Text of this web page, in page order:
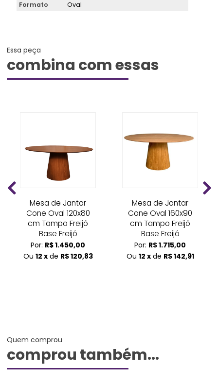
Formato
Oval
Essa peça
combina com essas
Mesa de Jantar
Cone Oval 120x80
cm Tampo Freijó
Base Freijó
Por: R$ 1.450,00
Ou 12 xde R$ 120,83
Mesa de Jantar
Cone Oval 160x90
cm Tampo Freijó
Base Freijó
Por: R$ 1.715,00
Ou 12 xde R$ 142,91
Quem comprou
comprou também...